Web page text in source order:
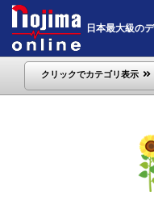
日本最大級の
クリックでカテゴリ表示